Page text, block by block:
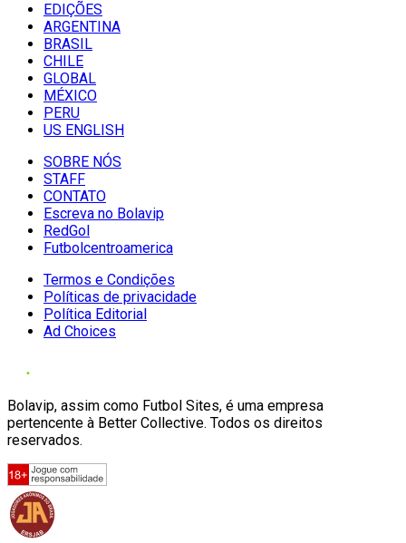
EDIÇÕES
ARGENTINA
BRASIL
CHILE
GLOBAL
MÉXICO
PERU
US ENGLISH
SOBRE NÓS
STAFF
CONTATO
Escreva no Bolavip
RedGol
Futbolcentroamerica
Termos e Condições
Políticas de privacidade
Política Editorial
Ad Choices
Bolavip, assim como Futbol Sites, é uma empresa
pertencente à Better Collective. Todos os direitos
reservados.